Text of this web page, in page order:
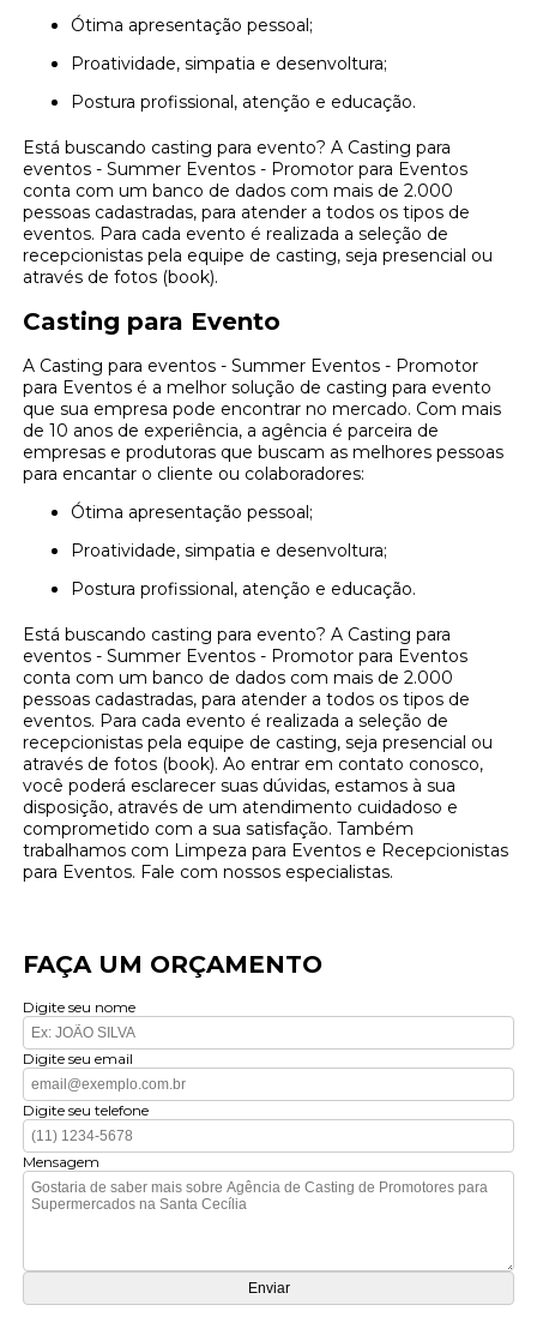
Ótima apresentação pessoal;
Proatividade, simpatia e desenvoltura;
Postura profissional, atenção e educação.
Está buscando casting para evento? A Casting para
eventos - Summer Eventos - Promotor para Eventos
conta com um banco de dados com mais de 2.000
pessoas cadastradas, para atender a todos os tipos de
eventos. Para cada evento é realizada a seleção de
recepcionistas pela equipe de casting, seja presencial ou
através de fotos (book).
Casting para Evento
A Casting para eventos - Summer Eventos - Promotor
para Eventos é a melhor solução de casting para evento
que sua empresa pode encontrar no mercado. Com mais
de 10 anos de experiência, a agência é parceira de
empresas e produtoras que buscam as melhores pessoas
para encantar o cliente ou colaboradores:
Ótima apresentação pessoal;
Proatividade, simpatia e desenvoltura;
Postura profissional, atenção e educação.
Está buscando casting para evento? A Casting para
eventos - Summer Eventos - Promotor para Eventos
conta com um banco de dados com mais de 2.000
pessoas cadastradas, para atender a todos os tipos de
eventos. Para cada evento é realizada a seleção de
recepcionistas pela equipe de casting, seja presencial ou
através de fotos (book). Ao entrar em contato conosco,
você poderá esclarecer suas dúvidas, estamos à sua
disposição, através de um atendimento cuidadoso e
comprometido com a sua satisfação. Também
trabalhamos com Limpeza para Eventos e Recepcionistas
para Eventos. Fale com nossos especialistas.
FAÇA UM ORÇAMENTO
Digite seu nome
Digite seu email
Digite seu telefone
Mensagem